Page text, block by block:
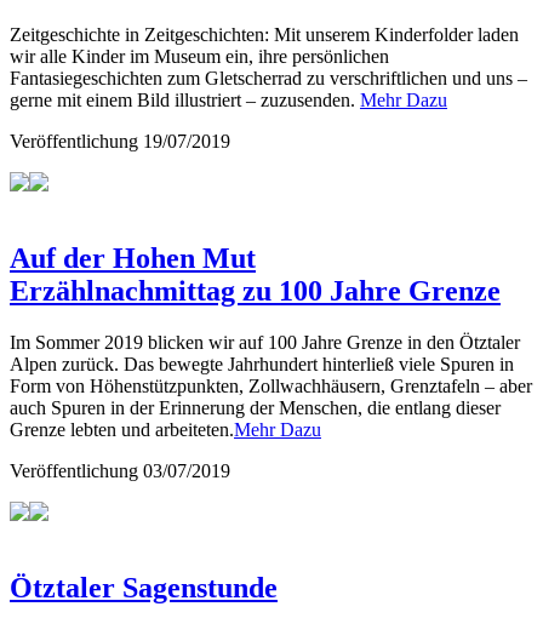
Zeitgeschichte in Zeitgeschichten: Mit unserem Kinderfolder laden
wir alle Kinder im Museum ein, ihre persönlichen
Fantasiegeschichten zum Gletscherrad zu verschriftlichen und uns –
gerne mit einem Bild illustriert – zuzusenden. Mehr Dazu
Veröffentlichung 19/07/2019
Auf der Hohen Mut
Erzählnachmittag zu 100 Jahre Grenze
Im Sommer 2019 blicken wir auf 100 Jahre Grenze in den Ötztaler
Alpen zurück. Das bewegte Jahrhundert hinterließ viele Spuren in
Form von Höhenstützpunkten, Zollwachhäusern, Grenztafeln – aber
auch Spuren in der Erinnerung der Menschen, die entlang dieser
Grenze lebten und arbeiteten.Mehr Dazu
Veröffentlichung 03/07/2019
Ötztaler Sagenstunde